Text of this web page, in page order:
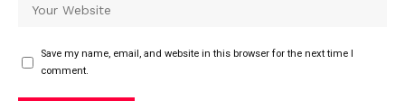
Save my name, email, and website in this browser for the next time I
comment.